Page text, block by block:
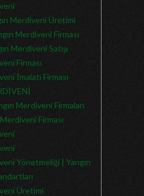
Merdiveni Üretimi
Merdiveni Firması
Merdiveni Satışı
Firması
İmalatı Firması
Merdiveni Firmaları
Firması
Yönetmeliği | Yangın
Üretimi